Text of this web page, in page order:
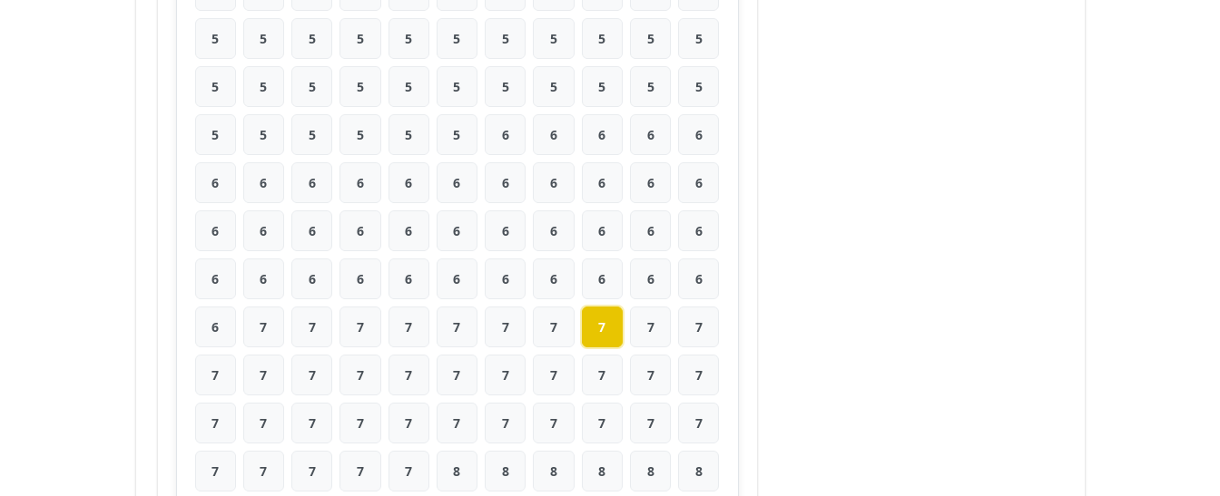
5 5 5 5 5 5 5 5 5 5 5
5 5 5 5 5 5 5 5 5 5 5
5 5 5 5 5 5 6 6 6 6 6
6 6 6 6 6 6 6 6 6 6 6
6 6 6 6 6 6 6 6 6 6 6
6 6 6 6 6 6 6 6 6 6 6
6 7 7 7 7 7 7 7 7 7 7
7 7 7 7 7 7 7 7 7 7 7
7 7 7 7 7 7 7 7 7 7 7
7 7 7 7 7 8 8 8 8 8 8